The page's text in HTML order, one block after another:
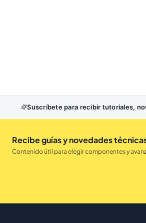
Suscríbete para recibir tutoriales,
Recibe guías y novedades
Contenido útil para elegir componentes y